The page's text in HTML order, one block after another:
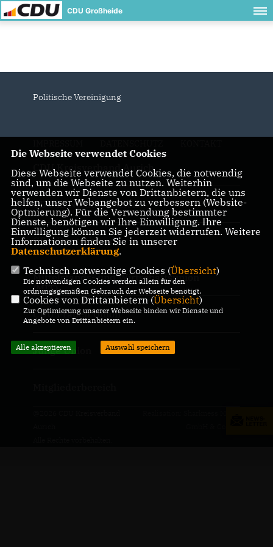
CDU Großheide
Politische Vereinigung
CDU Kreisverband Aurich
CDU in Niedersachsen
CDU Deutschlands
Mittelstands- und Wirtschaftsunion
(MIT)
CDU Frauen Union
Junge Union
Die Webseite verwendet Cookies
Diese Webseite verwendet Cookies, die notwendig
sind, um die Webseite zu nutzen. Weiterhin
verwenden wir Dienste von Drittanbietern, die uns
helfen, unser Webangebot zu verbessern (Website-
Optmierung). Für die Verwendung bestimmter
Dienste, benötigen wir Ihre Einwilligung. Ihre
Einwilligung können Sie jederzeit widerrufen. Weitere
Informationen finden Sie in unserer
Datenschutzerklärung.
Technisch notwendige Cookies (Übersicht)
Die notwendigen Cookies werden allein für den
ordnungsgemäßen Gebrauch der Webseite benötigt.
Cookies von Drittanbietern (Übersicht)
Zur Optimierung unserer Webseite binden wir Dienste und
Angebote von Drittanbietern ein.
Alle akzeptieren Auswahl speichern